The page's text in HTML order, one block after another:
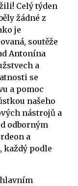
Celý týden
žádné z
je
soutěže
Antonína
a
se
a pomoc
našeho
nástrojů a
odborným
a
každý podle